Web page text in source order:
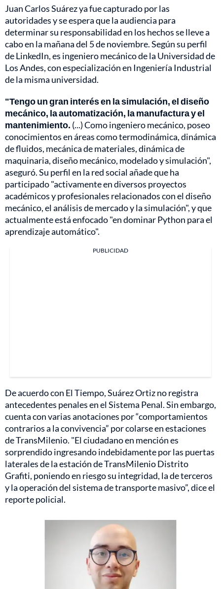
Juan Carlos Suárez ya fue capturado por las
autoridades y se espera que la audiencia para
determinar su responsabilidad en los hechos se lleve a
cabo en la mañana del 5 de noviembre. Según su perfil
de LinkedIn, es ingeniero mecánico de la Universidad de
Los Andes, con especialización en Ingeniería Industrial
de la misma universidad.
"Tengo un gran interés en la simulación, el diseño
mecánico, la automatización, la manufactura y el
mantenimiento. (...) Como ingeniero mecánico, poseo
conocimientos en áreas como termodinámica, dinámica
de fluidos, mecánica de materiales, dinámica de
maquinaria, diseño mecánico, modelado y simulación",
aseguró. Su perfil en la red social añade que ha
participado "activamente en diversos proyectos
académicos y profesionales relacionados con el diseño
mecánico, el análisis de mercado y la simulación", y que
actualmente está enfocado "en dominar Python para el
aprendizaje automático".
PUBLICIDAD
De acuerdo con El Tiempo, Suárez Ortiz no registra
antecedentes penales en el Sistema Penal. Sin embargo,
cuenta con varias anotaciones por “comportamientos
contrarios a la convivencia” por colarse en estaciones
de TransMilenio. "El ciudadano en mención es
sorprendido ingresando indebidamente por las puertas
laterales de la estación de TransMilenio Distrito
Grafiti, poniendo en riesgo su integridad, la de terceros
y la operación del sistema de transporte masivo”, dice el
reporte policial.